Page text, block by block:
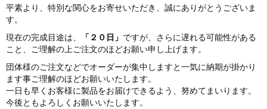
平素より、特別な関心をお寄せいただき、誠にありがとうございま
す。
現在の完成目途は、
「２０日」 ですが、さらに遅れる可能性がある
こと、ご理解の上ご注文のほどお願い申し上げます。
団体様のご注文などでオーダーが集中しますと一気に納期が掛かり
ます事ご理解のほどお願いいたします。
一日も早くお客様に製品をお届けできるよう、努めてまいります。
今後ともよろしくお願いいたします。